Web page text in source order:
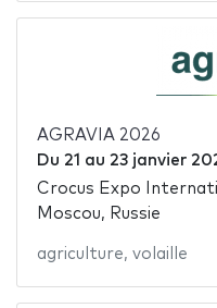
AGRAVIA 2026
Du 21 au 23 janvier
Crocus Expo
Moscou, Russie
agriculture, volaille